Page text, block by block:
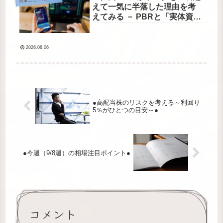
えて一気に半落した理由を考
えてみる － PBRと「実体資
2026.08.06
●高配当株のリスクを考える～利回り
5％がひとつの目安～●
●今週（9/8週）の相場注目ポイント●
コメント